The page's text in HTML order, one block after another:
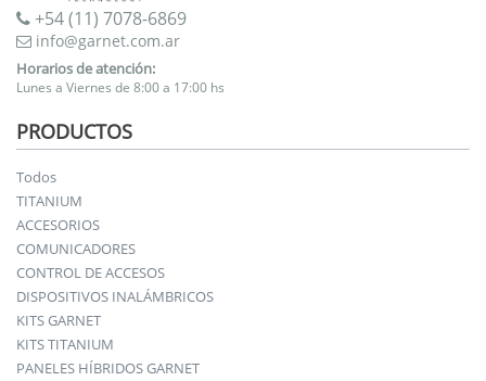
+54 (11) 7078-6869
info@garnet.com.ar
Horarios de atención:
Lunes a Viernes de 8:00 a 17:00 hs
PRODUCTOS
Todos
TITANIUM
ACCESORIOS
COMUNICADORES
CONTROL DE ACCESOS
DISPOSITIVOS INALÁMBRICOS
KITS GARNET
KITS TITANIUM
PANELES HÍBRIDOS GARNET